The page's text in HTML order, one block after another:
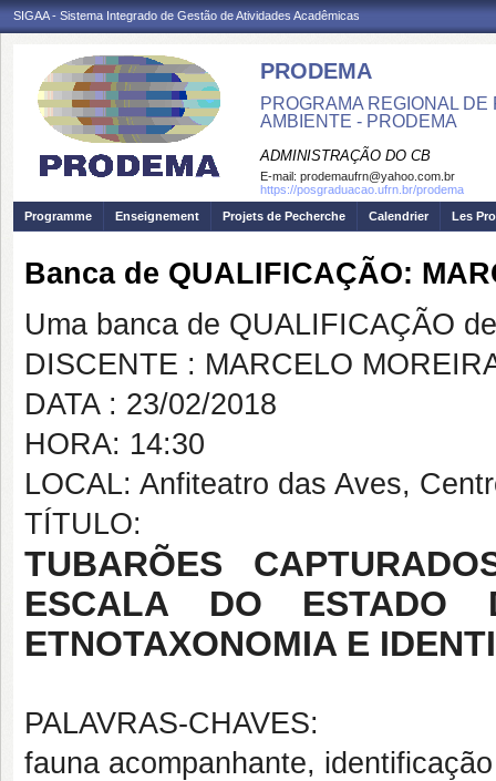
SIGAA - Sistema Integrado de Gestão de Atividades Acadêmicas
PRODEMA
PROGRAMA REGIONAL
AMBIENTE - PRODEMA
ADMINISTRAÇÃO DO CB
E-mail: prodemaufrn@yahoo.com.br
https://posgraduacao.ufrn.br/prodema
Programme
Enseignement Projets de Pecherche Calendrier Les
Banca de QUALIFICAÇÃO:
Uma banca de QUALIFICAÇÃO
DISCENTE : MARCELO
DATA : 23/02/2018
HORA: 14:30
LOCAL: Anfiteatro das Aves,
TÍTULO:
TUBARÕES
ESCALA DO ESTADO
ETNOTAXONOMIA E
PALAVRAS-CHAVES:
fauna acompanhante,